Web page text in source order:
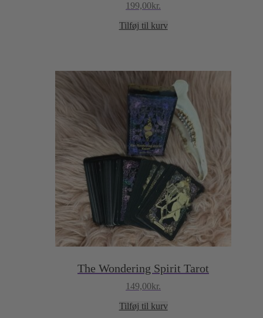
199,00kr.
Tilføj til kurv
The Wondering Spirit Tarot
149,00 kr.
Tilføj til kurv